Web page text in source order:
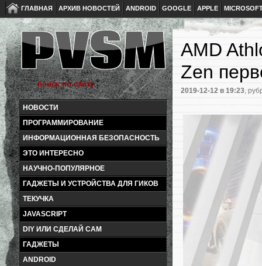
ГЛАВНАЯ АРХИВ НОВОСТЕЙ ANDROID GOOGLE APPLE
НОВОСТИ
ПРОГРАММИРОВАНИЕ
ИНФОРМАЦИОННАЯ БЕЗОПАСНОСТЬ
ЭТО ИНТЕРЕСНО
НАУЧНО-ПОПУЛЯРНОЕ
ГАДЖЕТЫ И УСТРОЙСТВА ДЛЯ ГИКОВ
ТЕКУЧКА
JAVASCRIPT
DIY ИЛИ СДЕЛАЙ САМ
ГАДЖЕТЫ
ANDROID
AMD
Zen
2019-12-12 в 19:23,